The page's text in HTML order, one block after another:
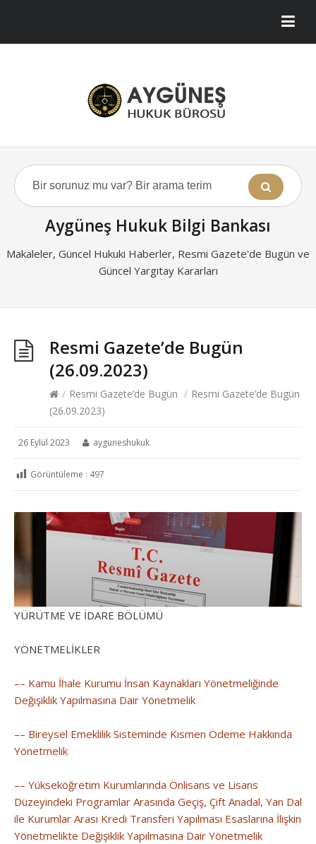
Aygüneş Hukuk Bilgi Bankası
Makaleler, Güncel Hukuki Haberler, Resmi Gazete'de Bugün ve
Güncel Yargıtay Kararları
Resmi Gazete’de Bugün
(26.09.2023)
/ Resmi Gazete’de Bugün / Resmi Gazete’de Bugün
(26.09.2023)
26 Eylül 2023 ayguneshukuk
Görüntüleme : 497
YÜRÜTME VE İDARE BÖLÜMÜ
YÖNETMELİKLER
–– Kamu İhale Kurumu İnsan Kaynakları Yönetmeliğinde
Değişiklik Yapılmasına Dair Yönetmelik
–– Bireysel Emeklilik Sisteminde Kısmen Ödeme Hakkında
Yönetmelik
–– Yükseköğretim Kurumlarında Önlisans ve Lisans
Düzeyindeki Programlar Arasında Geçiş, Çift Anadal, Yan Dal
ile Kurumlar Arası Kredi Transferi Yapılması Esaslarına İlişkin
Yönetmelikte Değişiklik Yapılmasına Dair Yönetmelik